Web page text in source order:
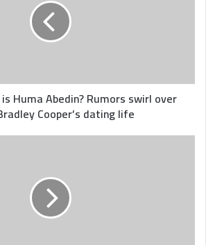
Huma Abedin? Rumors swirl over
Cooper’s dating life